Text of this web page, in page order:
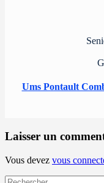
Ums Pontault
Laisser un
Vous devez vous
Rechercher :